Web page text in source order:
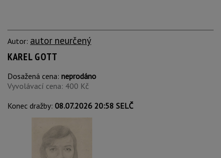
Autor: autor neurčený
KAREL GOTT
Dosažená cena: neprodáno
Vyvolávací cena: 400 Kč
Konec dražby: 08.07.2026 20:58 SELČ